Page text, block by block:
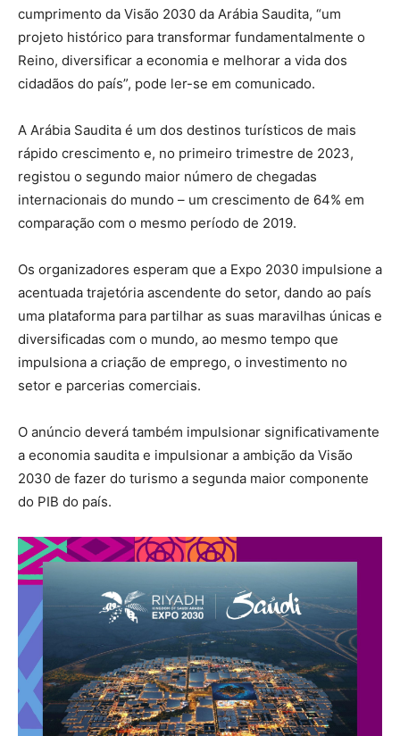
cumprimento da Visão 2030 da Arábia Saudita, “um
projeto histórico para transformar fundamentalmente o
Reino, diversificar a economia e melhorar a vida dos
cidadãos do país”, pode ler-se em comunicado.
A Arábia Saudita é um dos destinos turísticos de mais
rápido crescimento e, no primeiro trimestre de 2023,
registou o segundo maior número de chegadas
internacionais do mundo – um crescimento de 64% em
comparação com o mesmo período de 2019.
Os organizadores esperam que a Expo 2030 impulsione a
acentuada trajetória ascendente do setor, dando ao país
uma plataforma para partilhar as suas maravilhas únicas e
diversificadas com o mundo, ao mesmo tempo que
impulsiona a criação de emprego, o investimento no
setor e parcerias comerciais.
O anúncio deverá também impulsionar significativamente
a economia saudita e impulsionar a ambição da Visão
2030 de fazer do turismo a segunda maior componente
do PIB do país.